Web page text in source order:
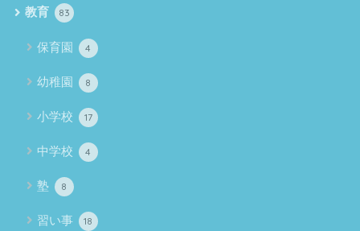
教育 83
保育園 4
幼稚園 8
小学校 17
中学校 4
塾 8
習い事 18